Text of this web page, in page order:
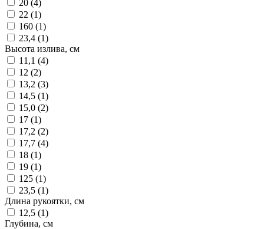
20 (4)
22 (1)
160 (1)
23,4 (1)
Высота излива, см
11,1 (4)
12 (2)
13,2 (3)
14,5 (1)
15,0 (2)
17 (1)
17,2 (2)
17,7 (4)
18 (1)
19 (1)
125 (1)
23,5 (1)
Длина рукоятки, см
12,5 (1)
Глубина, см